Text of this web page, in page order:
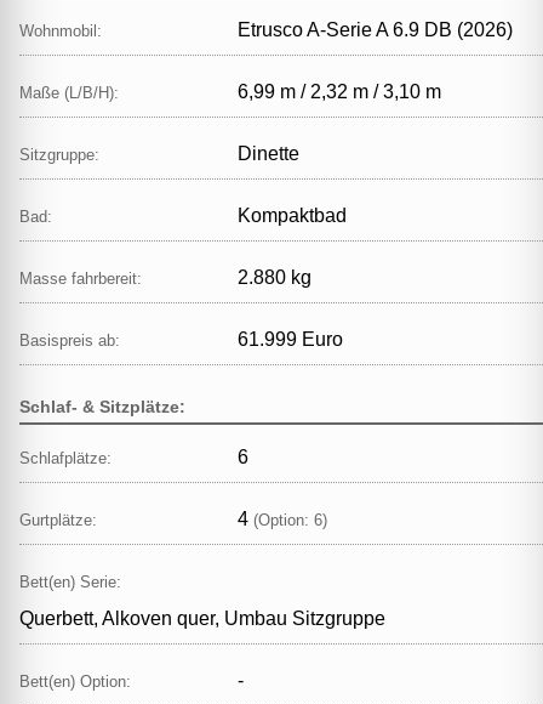
Wohnmobil: Etrusco A-Serie A 6.9 DB (2026)
Maße (L/B/H): 6,99 m / 2,32 m / 3,10 m
Sitzgruppe: Dinette
Bad: Kompaktbad
Masse fahrbereit: 2.880 kg
Basispreis ab: 61.999 Euro
Schlaf- & Sitzplätze:
Schlafplätze: 6
Gurtplätze: 4 (Option: 6)
Bett(en) Serie:
Querbett, Alkoven quer, Umbau Sitzgruppe
Bett(en) Option: -